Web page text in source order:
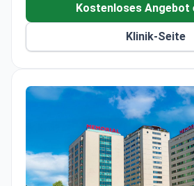
Kostenloses Angebot
Klinik-Seite